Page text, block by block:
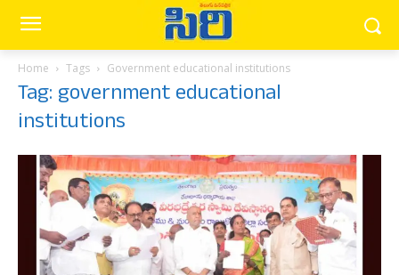
Home Tags Government educational institutions
Tag: government educational
institutions